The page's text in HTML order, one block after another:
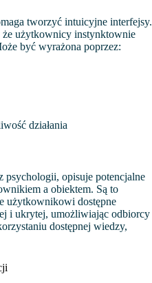
tworzyć intuicyjne interfejsy.
że użytkownicy instynktownie
być wyrażona poprzez:
działania
opisuje potencjalne
a obiektem. Są to
użytkownikowi dostępne
i ukrytej, umożliwiając odbiorcy
dostępnej wiedzy,